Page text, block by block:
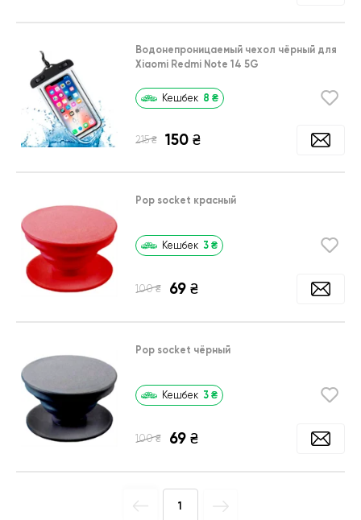
Водонепроницаемый чехол чёрный для
Xiaomi Redmi Note 14 5G
Кешбек 8 ₴
215 ₴ 150 ₴
Pop socket красный
Кешбек 3 ₴
100 ₴ 69 ₴
Pop socket чёрный
Кешбек 3 ₴
100 ₴ 69 ₴
1